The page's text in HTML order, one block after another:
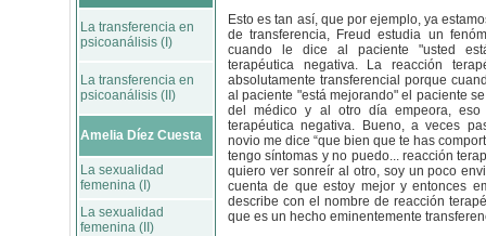
La transferencia en
psicoanálisis (I)
La transferencia en
psicoanálisis (II)
Amelia Díez Cuesta
La sexualidad
femenina (I)
La sexualidad
femenina (II)
Esto es tan así, que por ejemplo, ya
de transferencia, Freud estudia un
cuando le dice al paciente "usted
terapéutica negativa. La reacción
absolutamente transferencial porque
al paciente "está mejorando" el paciente
del médico y al otro día empeora, eso
terapéutica negativa. Bueno, a veces
novio me dice “que bien que te has
tengo síntomas y no puedo... reacción
quiero ver sonreír al otro, soy un poco
cuenta de que estoy mejor y entonces
describe con el nombre de reacción
que es un hecho eminentemente